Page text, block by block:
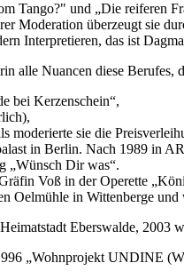
Tango?" und „Die reiferen
Moderation überzeugt sie
Interpretieren, das ist
alle Nuancen diese Berufes,
bei Kerzenschein“,
sie die
in Berlin. Nach 1989 in
„Wünsch Dir was“.
Voß in der Operette
Oelmühle in Wittenberge
Eberswalde, 2003
„Wohnprojekt UNDINE